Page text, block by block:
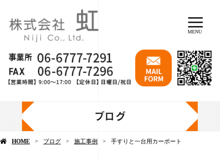
MENU
ブログ
HOME ブログ 施工事例 手すりと一台用カーポート